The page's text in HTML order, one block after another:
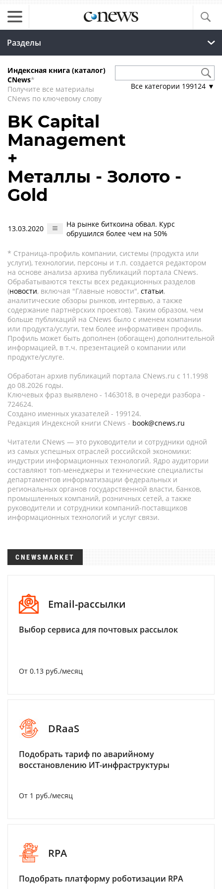
Разделы
Индексная книга (каталог)
CNews*
Получите все материалы
CNews по ключевому слову
Все категории 199124 ▼
BK Capital
Management
+
Металлы - Золото -
Gold
13.03.2020
На рынке биткоина обвал. Курс
обрушился более чем на 50%
* Страница-профиль компании, системы (продукта или
услуги), технологии, персоны и т.п. создается редактором
на основе анализа архива публикаций портала CNews.
Обрабатываются тексты всех редакционных разделов
(новости, включая "Главные новости", статьи,
аналитические обзоры рынков, интервью, а также
содержание партнёрских проектов). Таким образом, чем
больше публикаций на CNews было с именем компании
или продукта/услуги, тем более информативен профиль.
Профиль может быть дополнен (обогащен) дополнительной
информацией, в т.ч. презентацией о компании или
продукте/услуге.
Обработан архив публикаций портала CNews.ru c 11.1998
до 08.2026 годы.
Ключевых фраз выявлено - 1463018, в очереди разбора -
724624.
Создано именных указателей - 199124.
Редакция Индексной книги CNews - book@cnews.ru
Читатели CNews — это руководители и сотрудники одной
из самых успешных отраслей российской экономики:
индустрии информационных технологий. Ядро аудитории
составляют топ-менеджеры и технические специалисты
департаментов информатизации федеральных и
региональных органов государственной власти, банков,
промышленных компаний, розничных сетей, а также
руководители и сотрудники компаний-поставщиков
информационных технологий и услуг связи.
CNEWSMARKET
Email-рассылки
Выбор сервиса для почтовых рассылок
От 0.13 руб./месяц
DRaaS
Подобрать тариф по аварийному
восстановлению ИТ-инфраструктуры
От 1 руб./месяц
RPA
Подобрать платформу роботизации RPA